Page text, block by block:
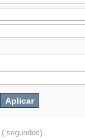
( segundos)